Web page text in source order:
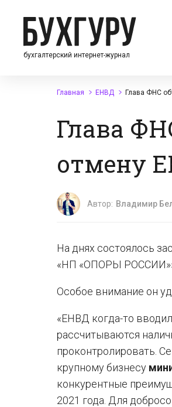
бухгалтерский интернет-журнал
Главная ЕНВД Глава ФНС
Глава
отмену
Автор: Владимир
На днях состоялось
«НП «ОПОРЫ
Особое внимание он
«ЕНВД когда-то
рассчитываются
проконтролировать.
крупному бизнесу
конкурентные
2021 года. Для